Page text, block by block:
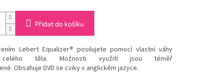
Přidat do košíku
Lebert Equalizer® posilujete pomocí vlastní váhy
těla. Možnosti využití jsou téměř
Obsahuje DVD se cviky v anglickém jazyce.